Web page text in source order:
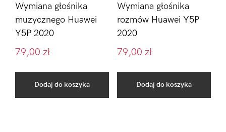
Wymiana głośnika
muzycznego Huawei
Y5P 2020
79,00 zł
Dodaj do koszyka
Wymiana głośnika
rozmów Huawei Y5P
2020
79,00 zł
Dodaj do koszyka